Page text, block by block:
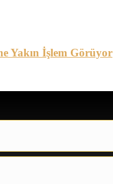
Yakın İşlem Görüyor